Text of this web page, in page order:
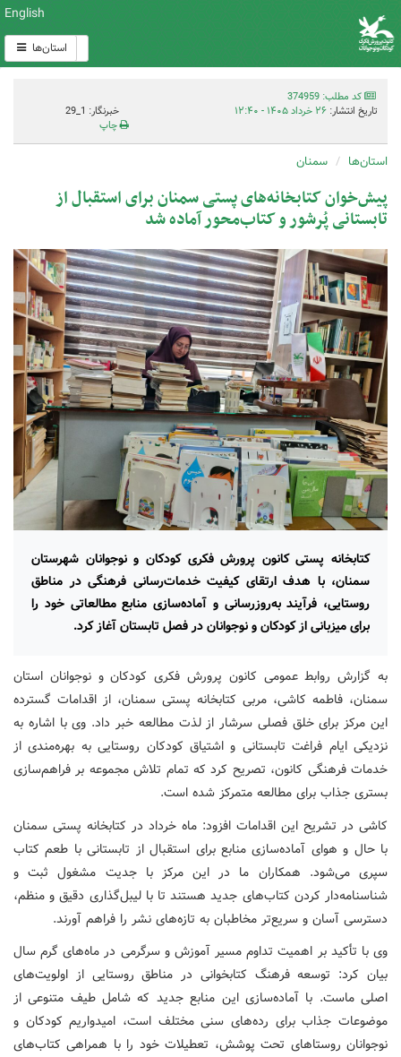
English
استان‌ها
کد مطلب: 374959
تاریخ انتشار: ۲۶ خرداد ۱۴۰۵ - ۱۲:۴۰
خبرنگار: 1_29
چاپ
استان‌ها سمنان
پیش‌خوان کتابخانه‌های پستی سمنان برای استقبال از
تابستانی پُرشور و کتاب‌محور آماده شد
کتابخانه پستی کانون پرورش فکری کودکان و نوجوانان شهرستان
سمنان، با هدف ارتقای کیفیت خدمات‌رسانی فرهنگی در مناطق
روستایی، فرآیند به‌روزرسانی و آماده‌سازی منابع مطالعاتی خود را
برای میزبانی از کودکان و نوجوانان در فصل تابستان آغاز کرد.
به گزارش روابط عمومی کانون پرورش فکری کودکان و نوجوانان استان
سمنان، فاطمه کاشی، مربی کتابخانه پستی سمنان، از اقدامات گسترده
این مرکز برای خلق فصلی سرشار از لذت مطالعه خبر داد. وی با اشاره به
نزدیکی ایام فراغت تابستانی و اشتیاق کودکان روستایی به بهره‌مندی از
خدمات فرهنگی کانون، تصریح کرد که تمام تلاش مجموعه بر فراهم‌سازی
بستری جذاب برای مطالعه متمرکز شده است.
کاشی در تشریح این اقدامات افزود: ماه خرداد در کتابخانه پستی سمنان
با حال و هوای آماده‌سازی منابع برای استقبال از تابستانی با طعم کتاب
سپری می‌شود. همکاران ما در این مرکز با جدیت مشغول ثبت و
شناسنامه‌دار کردن کتاب‌های جدید هستند تا با لیبل‌گذاری دقیق و منظم،
دسترسی آسان و سریع‌تر مخاطبان به تازه‌های نشر را فراهم آورند.
وی با تأکید بر اهمیت تداوم مسیر آموزش و سرگرمی در ماه‌های گرم سال
بیان کرد: توسعه فرهنگ کتابخوانی در مناطق روستایی از اولویت‌های
اصلی ماست. با آماده‌سازی این منابع جدید که شامل طیف متنوعی از
موضوعات جذاب برای رده‌های سنی مختلف است، امیدواریم کودکان و
نوجوانان روستاهای تحت پوشش، تعطیلات خود را با همراهی کتاب‌های